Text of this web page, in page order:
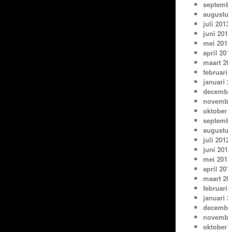
juli
juni
mei
april
maart
januari
oktober
juli
juni
mei
april
maart
januari
oktober